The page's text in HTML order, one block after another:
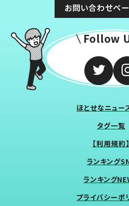
お問い合わせペ
Follow
ほとせなニュー
タグ一覧
【利用規約】
ランキング
ランキング
プライバシーポ